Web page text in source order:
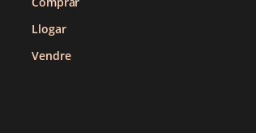
Llogar
Vendre